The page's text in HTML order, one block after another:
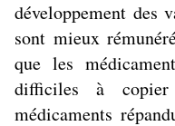
développement des
sont mieux
que les
difficiles à
médicaments